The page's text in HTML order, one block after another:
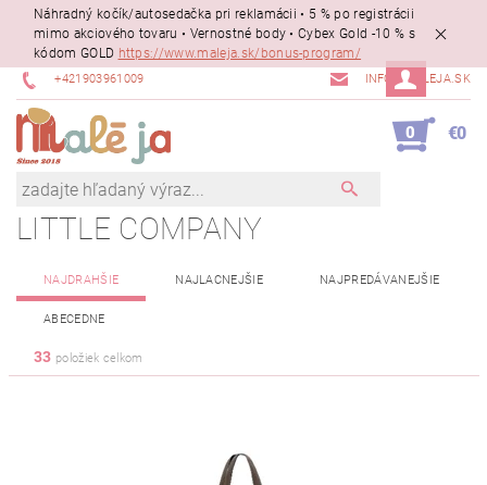
Náhradný kočík/autosedačka pri reklamácii • 5 % po registrácii
mimo akciového tovaru • Vernostné body • Cybex Gold -10 % s
kódom GOLD https://www.maleja.sk/bonus-program/
+421903961009 INFO@MALEJA.SK
0 €0
LITTLE COMPANY
NAJDRAHŠIE NAJLACNEJŠIE NAJPREDÁVANEJŠIE
ABECEDNE
33 položiek celkom